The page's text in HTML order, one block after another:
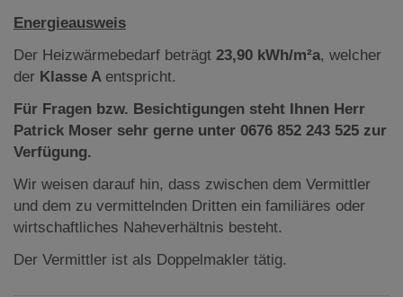
Energieausweis
Der Heizwärmebedarf beträgt 23,90 kWh/m²a, welcher
der Klasse A entspricht.
Für Fragen bzw. Besichtigungen steht Ihnen Herr
Patrick Moser sehr gerne unter 0676 852 243 525 zur
Verfügung.
Wir weisen darauf hin, dass zwischen dem Vermittler
und dem zu vermittelnden Dritten ein familiäres oder
wirtschaftliches Naheverhältnis besteht.
Der Vermittler ist als Doppelmakler tätig.